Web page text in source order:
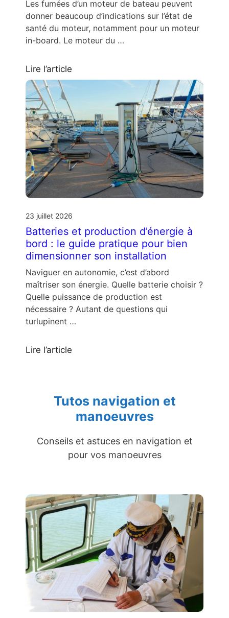
Les fumées d’un moteur de bateau peuvent
donner beaucoup d’indications sur l’état de
santé du moteur, notamment pour un moteur
in-board. Le moteur du …
Lire l’article
23 juillet 2026
Batteries et production d’énergie à
bord : le guide pratique pour bien
dimensionner son installation
Naviguer en autonomie, c’est d’abord
maîtriser son énergie. Quelle batterie choisir ?
Quelle puissance de production est
nécessaire ? Autant de questions qui
turlupinent …
Lire l’article
Tutos navigation et
manoeuvres
Conseils et astuces en navigation et
pour vos manoeuvres